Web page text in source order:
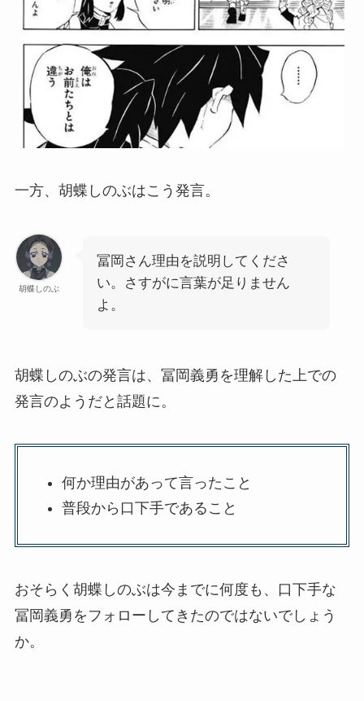
一方、胡蝶しのぶはこう発言。
胡蝶しのぶ
冨岡さん理由を説明してくださ
い。さすがに言葉が足りません
よ。
胡蝶しのぶの発言は、冨岡義勇を理解した上での
発言のようだと話題に。
何か理由があって言ったこと
普段から口下手であること
おそらく胡蝶しのぶは今までに何度も、口下手な
冨岡義勇をフォローしてきたのではないでしょう
か。